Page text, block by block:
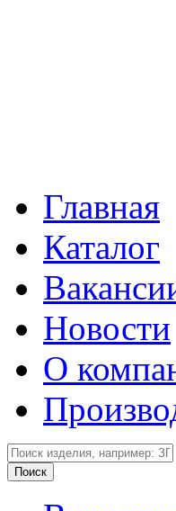
Главная
Каталог
Новости
О